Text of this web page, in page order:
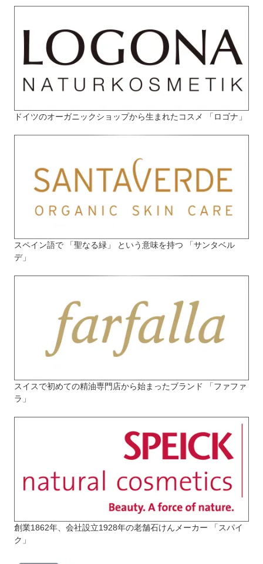
ドイツのオーガニックショップから生まれたコスメ 「ロゴナ」
スペイン語で 「聖なる緑」 という意味を持つ 「サンタベル
デ」
スイスで初めての精油専門店から始まったブランド 「ファファ
ラ」
創業1862年、会社設立1928年の老舗石けんメーカー 「スパイ
ク」